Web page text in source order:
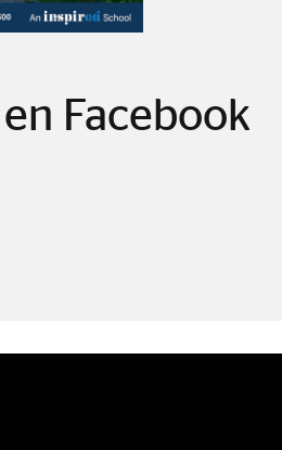
Facebook